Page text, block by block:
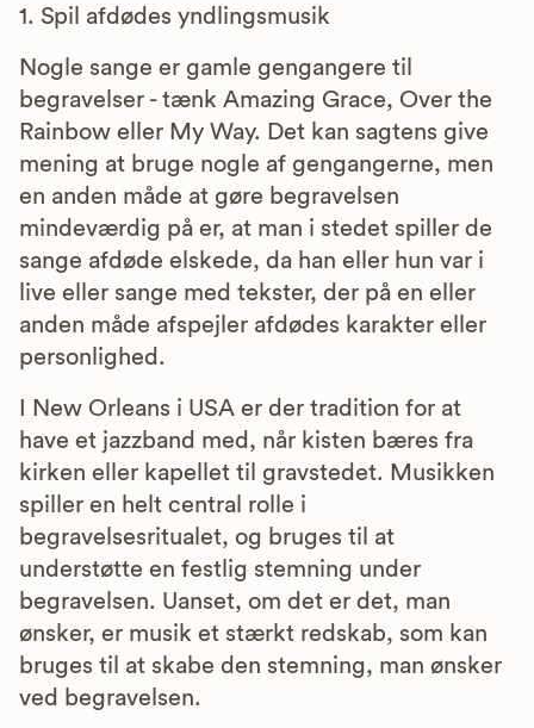
1. Spil afdødes yndlingsmusik
Nogle sange er gamle gengangere til
begravelser - tænk Amazing Grace, Over the
Rainbow eller My Way. Det kan sagtens give
mening at bruge nogle af gengangerne, men
en anden måde at gøre begravelsen
mindeværdig på er, at man i stedet spiller de
sange afdøde elskede, da han eller hun var i
live eller sange med tekster, der på en eller
anden måde afspejler afdødes karakter eller
personlighed.
I New Orleans i USA er der tradition for at
have et jazzband med, når kisten bæres fra
kirken eller kapellet til gravstedet. Musikken
spiller en helt central rolle i
begravelsesritualet, og bruges til at
understøtte en festlig stemning under
begravelsen. Uanset, om det er det, man
ønsker, er musik et stærkt redskab, som kan
bruges til at skabe den stemning, man ønsker
ved begravelsen.